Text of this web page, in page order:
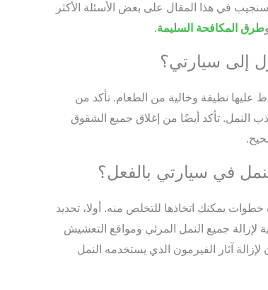
في هذا المقال على بعض الأسئلة الأكثر
طرق المكافحة السليمة.
إلى سيارتي؟
نظيفة وخالية من الطعام. تأكد من
النمل. تأكد أيضًا من إغلاق جميع الشقوق
في سيارتي بالفعل؟
يمكنك اتخاذها للتخلص منه. أولا، تحديد
لإزالة جميع النمل المرئي ومواقع التعشيش
آثار الفيرمون الذي يستخدمه النمل